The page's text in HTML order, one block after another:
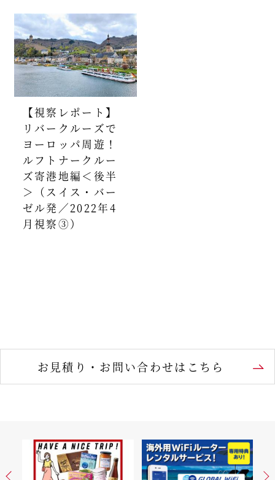
【視察レポート】
リバークルーズで
ヨーロッパ周遊！
ルフトナークルー
ズ寄港地編＜後半
＞（スイス・バー
ゼル発／2022年4
月視察③）
お見積り・お問い合わせはこちら